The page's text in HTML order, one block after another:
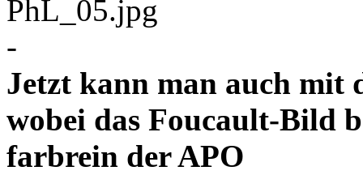
-
Jetzt kann man auch mit
wobei das Foucault-Bild
farbrein der APO